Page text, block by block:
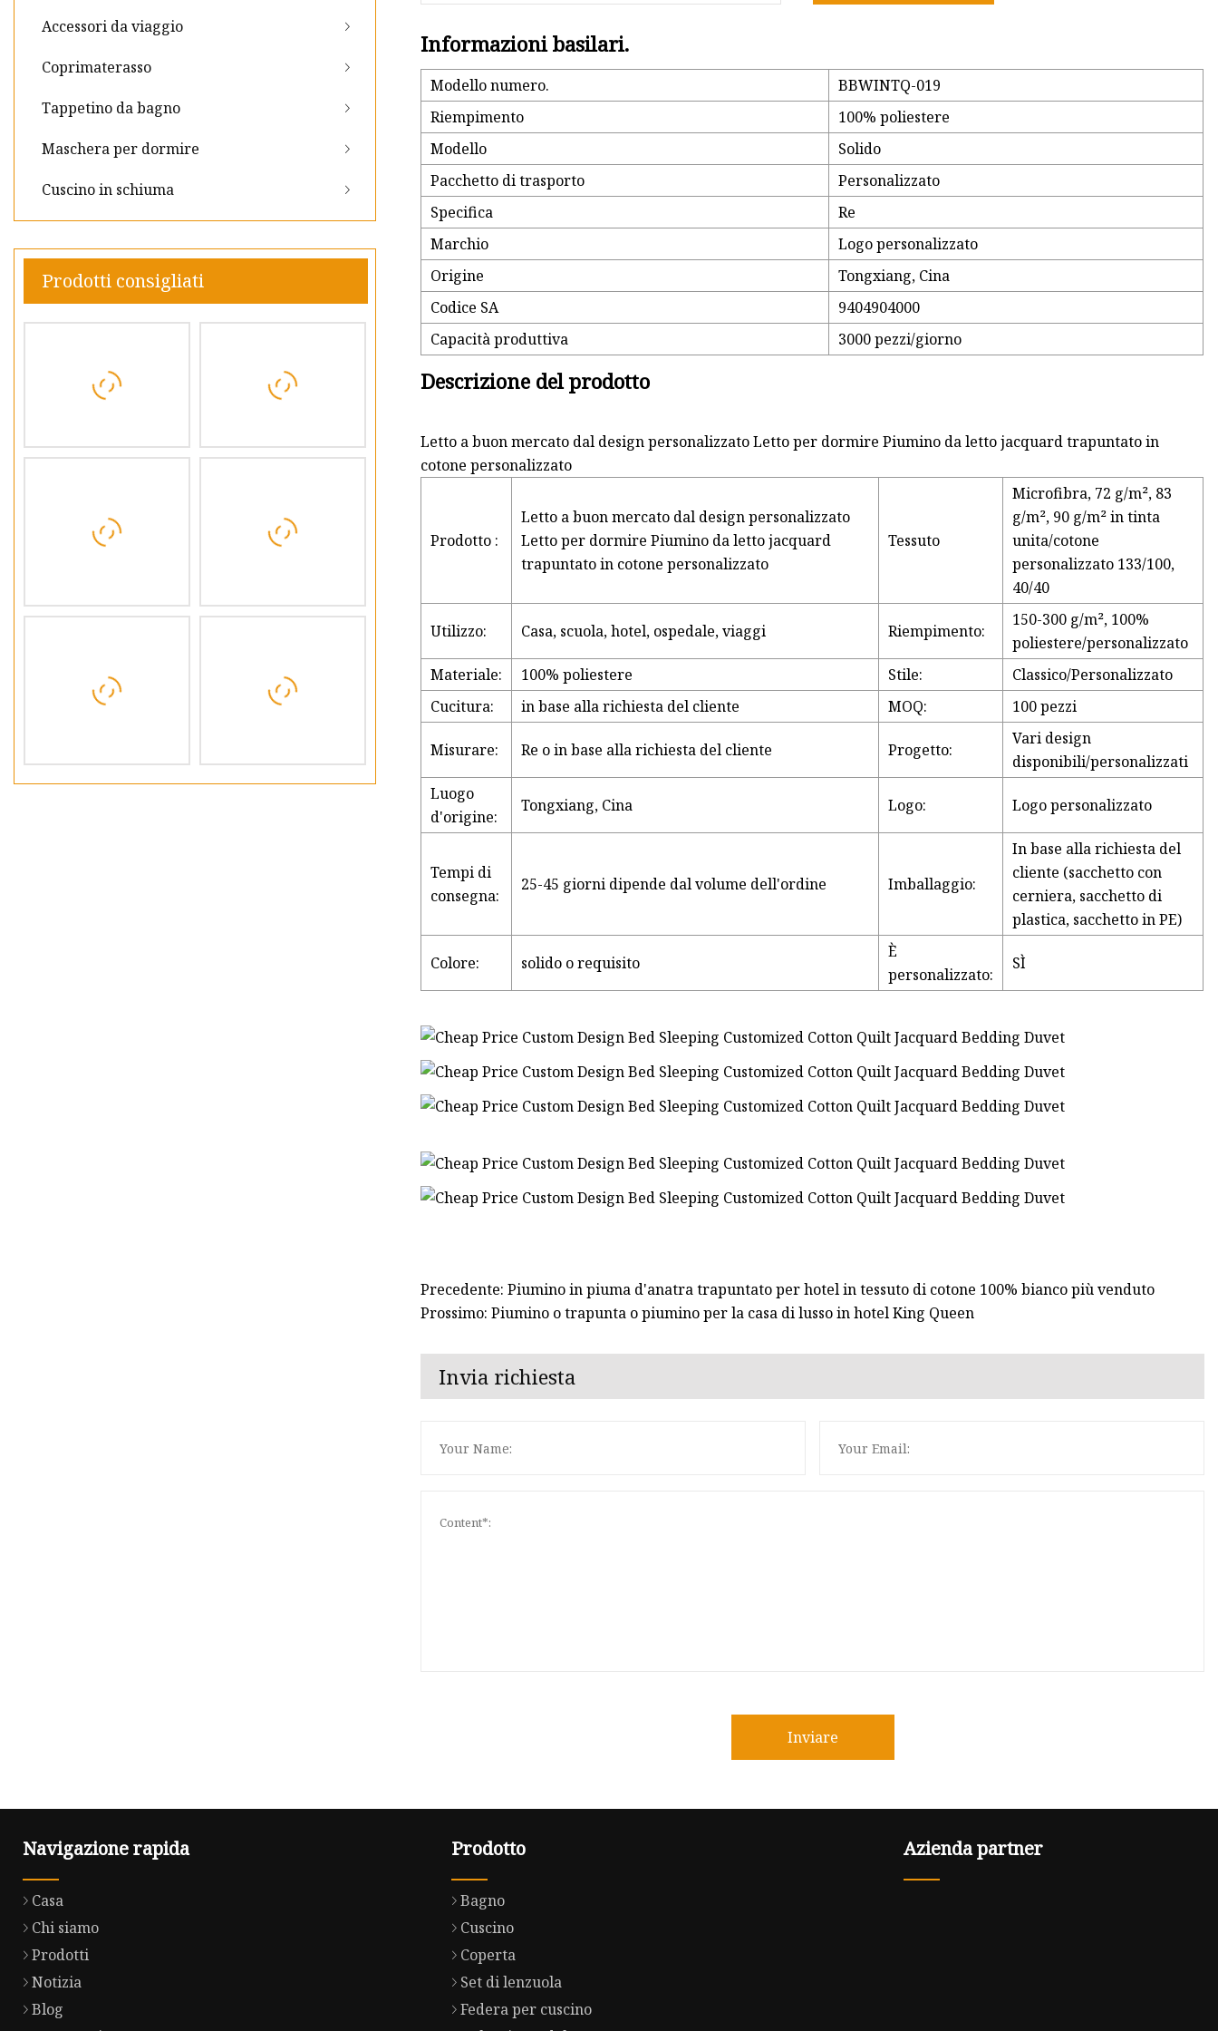
Accessori da viaggio
Coprimaterasso
Tappetino da bagno
Maschera per dormire
Cuscino in schiuma
Prodotti consigliati
Informazioni basilari.
Modello numero.
BBWINTQ-019
Riempimento
100% poliestere
Modello
Solido
Pacchetto di trasporto
Personalizzato
Specifica
Re
Marchio
Logo personalizzato
Origine
Tongxiang, Cina
Codice SA
9404904000
Capacità produttiva
3000 pezzi/giorno
Descrizione del prodotto
Letto a buon mercato dal design personalizzato Letto per dormire Piumino da letto jacquard trapuntato in
cotone personalizzato
Prodotto :
Letto a buon mercato dal design personalizzato
Letto per dormire Piumino da letto jacquard
trapuntato in cotone personalizzato
Tessuto
Microfibra, 72 g/m², 83
g/m², 90 g/m² in tinta
unita/cotone
personalizzato 133/100,
40/40
Utilizzo: Casa, scuola, hotel, ospedale, viaggi Riempimento:
150-300 g/m², 100%
poliestere/personalizzato
Materiale:
100% poliestere Stile:
Classico/Personalizzato
Cucitura:
in base alla richiesta del cliente MOQ: 100 pezzi
Misurare: Re o in base alla richiesta del cliente Progetto:
Vari design
disponibili/personalizzati
Luogo
d'origine:
Tongxiang, Cina Logo: Logo personalizzato
Tempi di
consegna:
25-45 giorni dipende dal volume dell'ordine Imballaggio:
In base alla richiesta del
cliente (sacchetto con
cerniera, sacchetto di
plastica, sacchetto in PE)
Colore: solido o requisito
È
personalizzato:
SÌ
Precedente: Piumino in piuma d'anatra trapuntato per hotel in tessuto di cotone 100% bianco più venduto
Prossimo: Piumino o trapunta o piumino per la casa di lusso in hotel King Queen
Invia richiesta
Inviare
Navigazione rapida
Casa
Chi siamo
Prodotti
Notizia
Blog
Prodotto
Bagno
Cuscino
Coperta
Set di lenzuola
Federa per cuscino
Azienda partner